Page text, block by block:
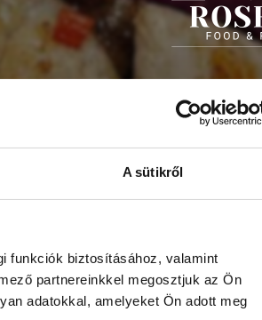
A sütikről
funkciók biztosításához, valamint
partnereinkkel megosztjuk az Ön
adatokkal, amelyeket Ön adott meg